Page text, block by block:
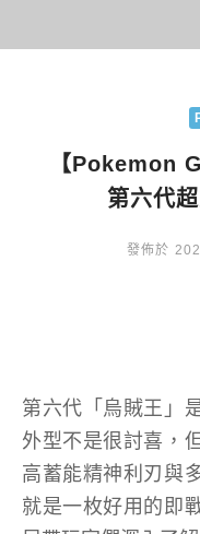
【Pokemon
第六代
發佈於
第六代「烏賊王」
外型不是很討喜，
高蓄能精神利刃與
就是一枚好用的即